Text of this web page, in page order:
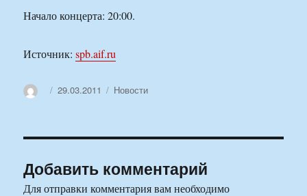
Начало концерта: 20:00.
Источник:spb.aif.ru
АвторОпубликовано
29.03.2011 Рубрики
Новости
Добавить комментарий
Для отправки комментария вам необходимо